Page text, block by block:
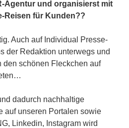
Agentur und organisierst mit
Reisen für Kunden??
Auch auf Individual Presse-
der Redaktion unterwegs und
den schönen Fleckchen auf
dadurch nachhaltige
auf unseren Portalen sowie
Linkedin, Instagram wird